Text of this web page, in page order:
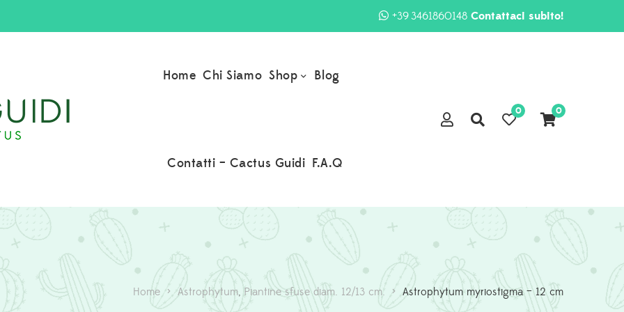
+39 3461860148 Contattaci subito!
Home Chi Siamo Shop Blog
Contatti – Cactus Guidi F.A.Q
0 0
Home > Astrophytum, Piantine sfuse diam. 12/13 cm. > Astrophytum myriostigma – 12 cm